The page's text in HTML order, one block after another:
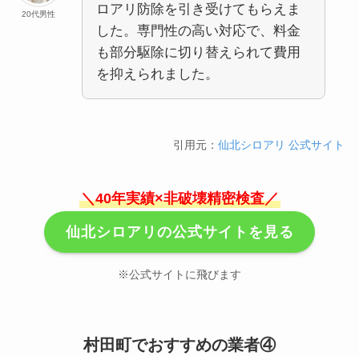
20代男性
ロアリ防除を引き受けてもらえま
した。専門性の高い対応で、料金
も部分駆除に切り替えられて費用
を抑えられました。
引用元：仙北シロアリ 公式サイト
＼40年実績×非破壊精密検査／
仙北シロアリの公式サイトを見る
※公式サイトに飛びます
村田町でおすすめの業者④